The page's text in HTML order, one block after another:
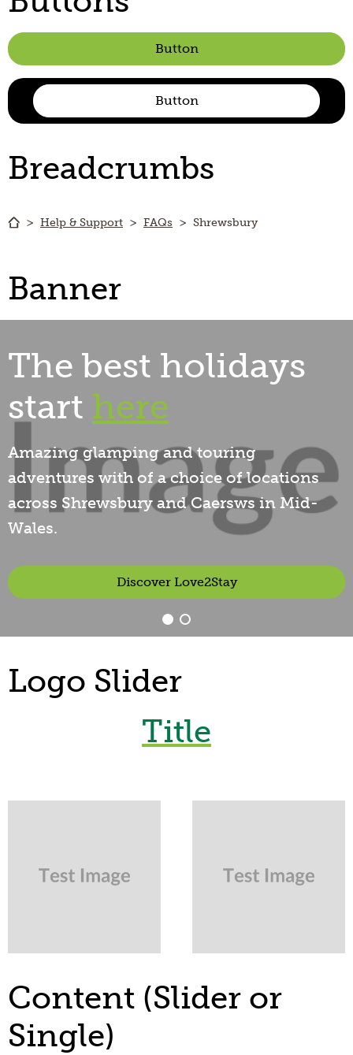
Button
Button
Breadcrumbs
Help & Support FAQs Shrewsbury
Banner
The best holidays
start here
Amazing glamping and touring
adventures with of a choice of locations
across Shrewsbury and Caersws in Mid-
Wales.
Discover Love2Stay
Logo Slider
Title
Content (Slider or
Single)